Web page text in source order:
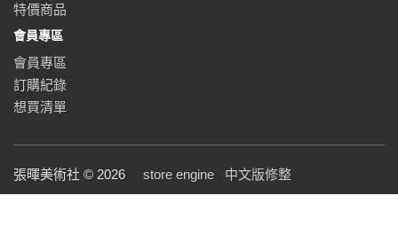
特價商品
會員專區
會員專區
訂購紀錄
想買清單
張暉美術社 © 2026 store engine 中文版修整